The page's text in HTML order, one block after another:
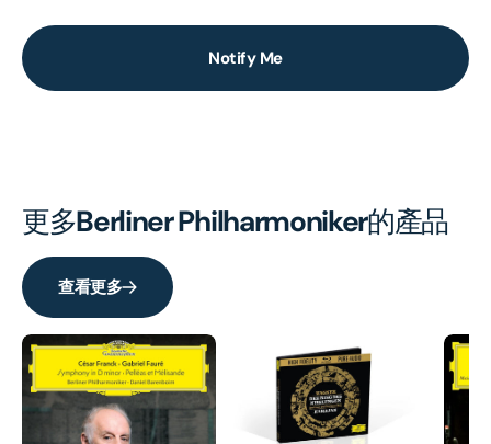
Notify Me
更多Berliner Philharmoniker的產品
查看更多